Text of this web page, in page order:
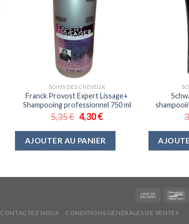
SOINS DES CHEVEUX
Franck Provost Expert Lissage+
Shampooing professionnel 750 ml
5,35€ 4,30€
AJOUTER AU PANIER
CONTACTEZ NOUS CONDITIONS GÉNÉRALES DE VENTES